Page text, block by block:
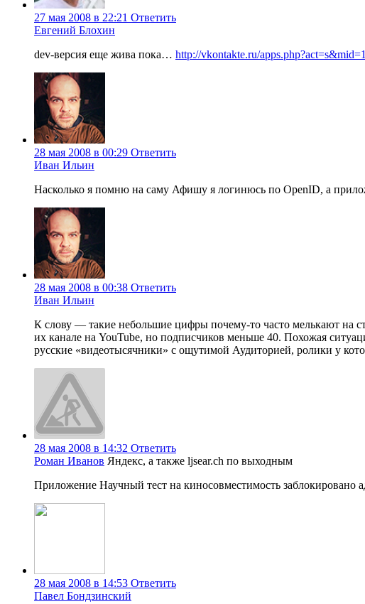
27 мая 2008 в 22:21 Ответить
Евгений Блохин
dev-версия еще жива пока… http://vkontakte.ru/
28 мая 2008 в 00:29 Ответить
Иван Ильин
Насколько я помню на саму Афишу я логинюсь по OpenID, а
28 мая 2008 в 00:38 Ответить
Иван Ильин
К слову — такие небольшие цифры почему-то часто мелькают на
их канале на YouTube, но подписчиков меньше 40. Похожая
русские «видеотысячники» с ощутимой Аудиторией, ролики у
28 мая 2008 в 14:32 Ответить
Роман Иванов Яндекс, а также ljsear.ch по выходным
Приложение Научный тест на киносовместимость
28 мая 2008 в 14:53 Ответить
Павел Бондзинский